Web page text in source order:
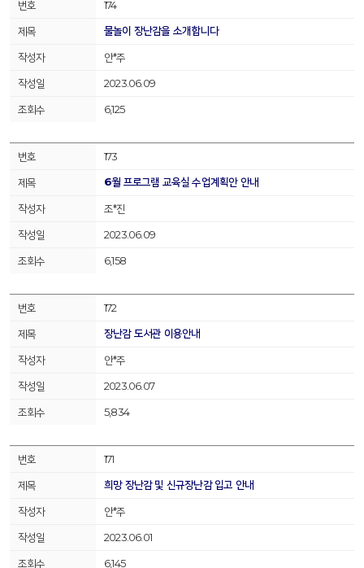
174
물놀이 장난감을 소개합니다
안*주
2023.06.09
6,125
173
6월 프로그램 교육실 수업계획안 안내
조*진
2023.06.09
6,158
172
장난감 도서관 이용안내
안*주
2023.06.07
5,834
171
희망 장난감 및 신규장난감 입고 안내
안*주
2023.06.01
6,145